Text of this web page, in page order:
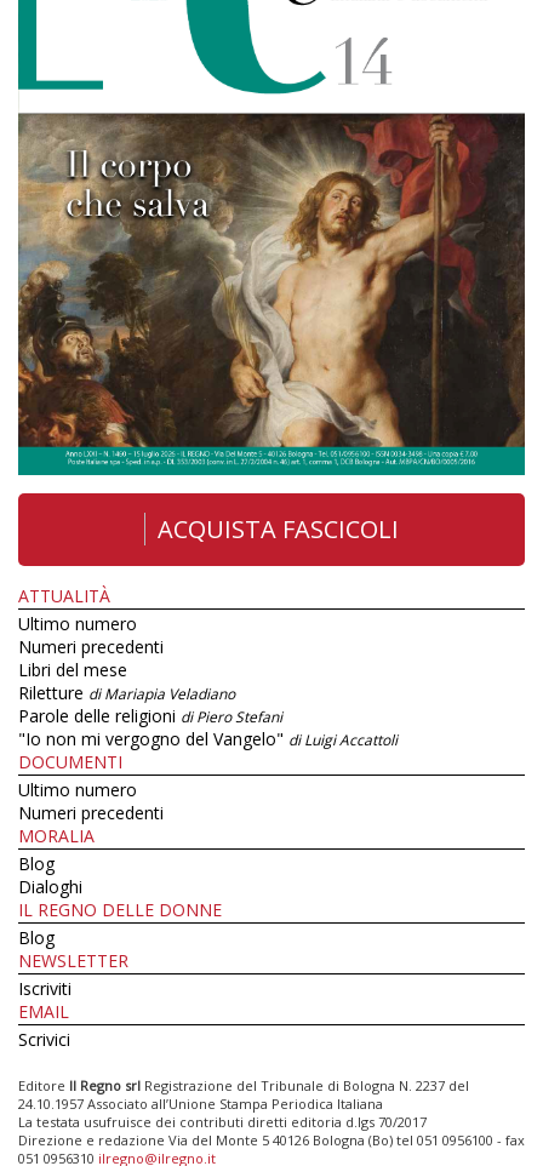
ACQUISTA FASCICOLI
ATTUALITÀ
Ultimo numero
Numeri precedenti
Libri del mese
Riletture di Mariapia Veladiano
Parole delle religioni di Piero Stefani
"Io non mi vergogno del Vangelo" di Luigi Accattoli
DOCUMENTI
Ultimo numero
Numeri precedenti
MORALIA
Blog
Dialoghi
IL REGNO DELLE DONNE
Blog
NEWSLETTER
Iscriviti
EMAIL
Scrivici
Editore Il Regno srl Registrazione del Tribunale di Bologna N. 2237 del
24.10.1957 Associato all’Unione Stampa Periodica Italiana
La testata usufruisce dei contributi diretti editoria d.lgs 70/2017
Direzione e redazione Via del Monte 5 40126 Bologna (Bo) tel 051 0956100 - fax
051 0956310 ilregno@ilregno.it